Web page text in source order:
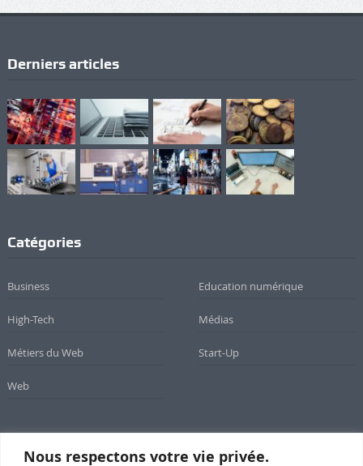
Nous respectons votre vie privée.
Derniers articles
Catégories
Business Education numérique
High-Tech Médias
Métiers du Web Start-Up
Web
Newsletter